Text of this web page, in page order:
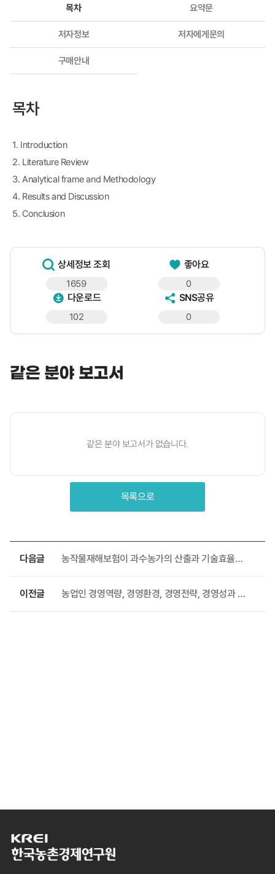
목차 요약문
저자정보 저자에게문의
구매안내
목차
1. Introduction
2. Literature Review
3. Analytical frame and Methodology
4. Results and Discussion
5. Conclusion
상세정보 조회
1659
좋아요
0
다운로드
102
SNS공유
0
같은 분야 보고서
같은 분야 보고서가 없습니다.
목록으로
다음글 농작물재해보험이 과수농가의 산출과 기술효율성에 미치는 영향: 확률적 프론티어 분석
이전글 농업인 경영역량, 경영환경, 경영전략, 경영성과 간 관계 분석
한
국